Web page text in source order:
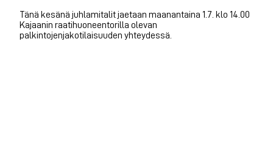
Tänä kesänä juhlamitalit jaetaan maanantaina 1.7. klo 14.00
Kajaanin raatihuoneentorilla olevan
palkintojenjakotilaisuuden yhteydessä.